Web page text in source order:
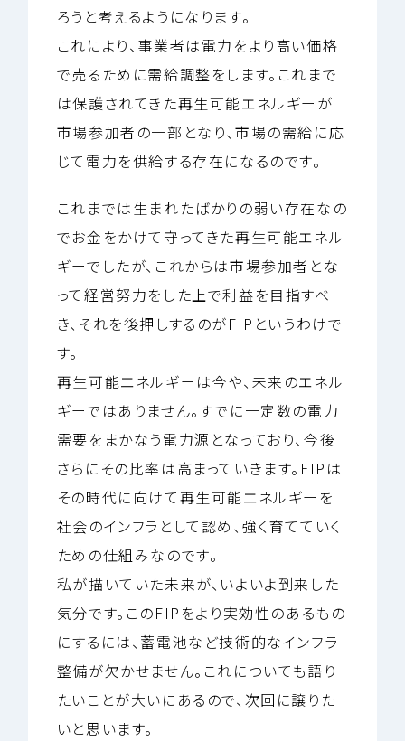
ろうと考えるようになります。
これにより、事業者は電力をより高い価格
で売るために需給調整をします。これまで
は保護されてきた再生可能エネルギーが
市場参加者の一部となり、市場の需給に応
じて電力を供給する存在になるのです。
これまでは生まれたばかりの弱い存在なの
でお金をかけて守ってきた再生可能エネル
ギーでしたが、これからは市場参加者とな
って経営努力をした上で利益を目指すべ
き、それを後押しするのがFIPというわけで
す。
再生可能エネルギーは今や、未来のエネル
ギーではありません。すでに一定数の電力
需要をまかなう電力源となっており、今後
さらにその比率は高まっていきます。FIPは
その時代に向けて再生可能エネルギーを
社会のインフラとして認め、強く育てていく
ための仕組みなのです。
私が描いていた未来が、いよいよ到来した
気分です。このFIPをより実効性のあるもの
にするには、蓄電池など技術的なインフラ
整備が欠かせません。これについても語り
たいことが大いにあるので、次回に譲りた
いと思います。